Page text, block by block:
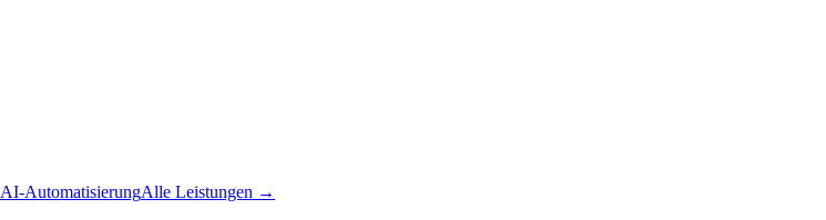
AI-AutomatisierungAlle Leistungen →